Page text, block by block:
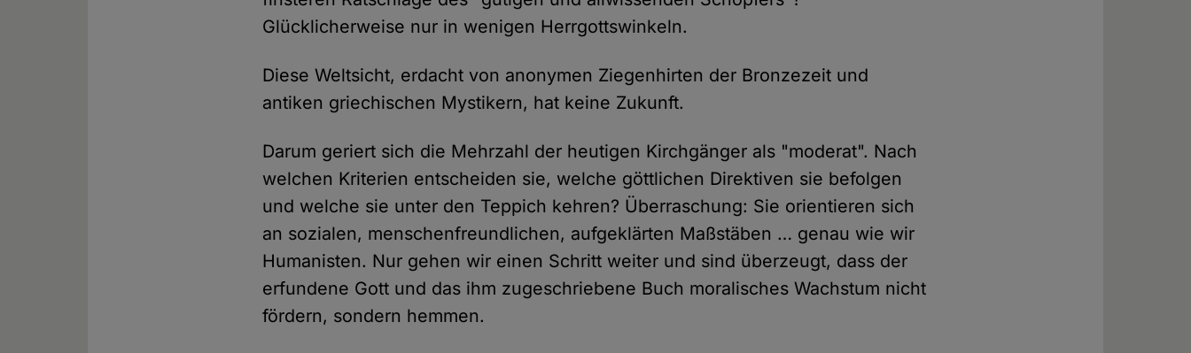
Glücklicherweise nur in wenigen Herrgottswinkeln.
Diese Weltsicht, erdacht von anonymen Ziegenhirten der Bronzezeit und
antiken griechischen Mystikern, hat keine Zukunft.
Darum geriert sich die Mehrzahl der heutigen Kirchgänger als "moderat". Nach
welchen Kriterien entscheiden sie, welche göttlichen Direktiven sie befolgen
und welche sie unter den Teppich kehren? Überraschung: Sie orientieren sich
an sozialen, menschenfreundlichen, aufgeklärten Maßstäben … genau wie wir
Humanisten. Nur gehen wir einen Schritt weiter und sind überzeugt, dass der
erfundene Gott und das ihm zugeschriebene Buch moralisches Wachstum nicht
fördern, sondern hemmen.